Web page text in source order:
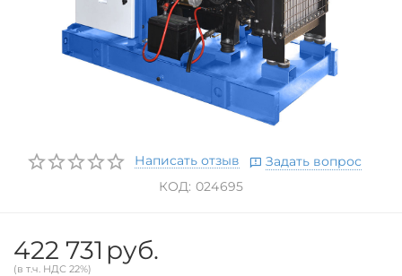
Написать отзыв
Задать вопрос
КОД: 024695
422 731 руб.
(в т.ч. НДС 22%)